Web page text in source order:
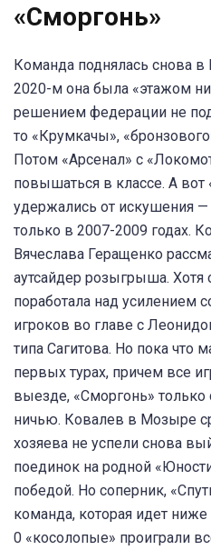
«Сморгонь»
Команда поднялась снова
2020-м она была «этажом
решением федерации не
то «Крумкачы»,
Потом «Арсенал» с
повышаться в классе. А вот
удержались от искушения
только в 2007-2009 годах.
Вячеслава Геращенко
аутсайдер розыгрыша. Хотя
поработала над усилением
игроков во главе с
типа Сагитова. Но пока что
первых турах, причем все
выезде, «Сморгонь» только
ничью. Ковалев в Мозыре
хозяева не успели снова
поединок на родной
победой. Но соперник,
команда, которая идет
0 «косолопые» проиграли